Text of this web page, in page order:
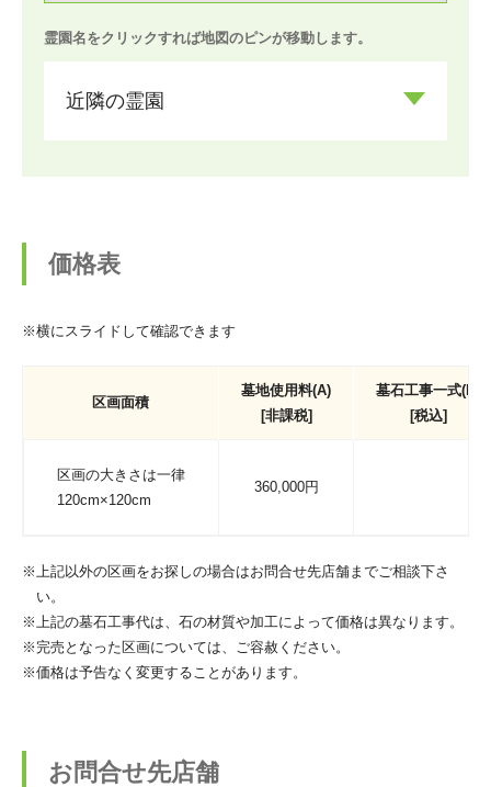
霊園名をクリックすれば地図のピンが移動します。
近隣の霊園
価格表
※横にスライドして確認できます
区画面積
墓地使用料(A)
[非課税]
墓石工事一式(B)
[税込]
区画の大きさは一律
120cm×120cm
360,000円
※上記以外の区画をお探しの場合はお問合せ先店舗までご相談下さ
い。
※上記の墓石工事代は、石の材質や加工によって価格は異なります。
※完売となった区画については、ご容赦ください。
※価格は予告なく変更することがあります。
お問合せ先店舗